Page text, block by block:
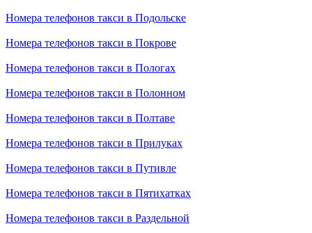
Номера телефонов такси в Подольске
Номера телефонов такси в Покрове
Номера телефонов такси в Пологах
Номера телефонов такси в Полонном
Номера телефонов такси в Полтаве
Номера телефонов такси в Прилуках
Номера телефонов такси в Путивле
Номера телефонов такси в Пятихатках
Номера телефонов такси в Раздельной